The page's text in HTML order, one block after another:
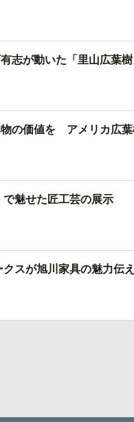
が動いた「里山広葉樹
の価値を アメリカ広葉
魅せた匠工芸の展示
スが旭川家具の魅力伝